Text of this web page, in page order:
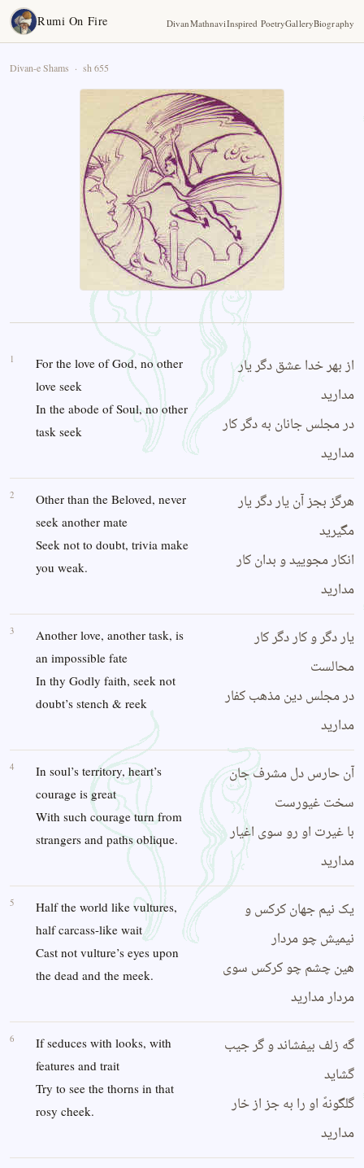
Rumi On Fire DivanMathnaviInspired PoetryGalleryBiography
Divan-e Shams · sh 655
1
For the love of God, no other
love seek
In the abode of Soul, no other
task seek
از بهر خدا عشق دگر یار
مدارید
در مجلس جانان به دگر کار
مدارید
2
Other than the Beloved, never
seek another mate
Seek not to doubt, trivia make
you weak.
هرگز بجز آن یار دگر یار
مگیرید
انکار مجویید و بدان کار
مدارید
3
Another love, another task, is
an impossible fate
In thy Godly faith, seek not
doubt’s stench & reek
یار دگر و کار دگر کار
محالست
در مجلس دین مذهب کفار
مدارید
4
In soul’s territory, heart’s
courage is great
With such courage turn from
strangers and paths oblique.
آن حارس دل مشرف جان
سخت غیورست
با غیرت او رو سوی اغیار
مدارید
5
Half the world like vultures,
half carcass-like wait
Cast not vulture’s eyes upon
the dead and the meek.
یک نیم جهان کرکس و
نیمیش چو مردار
هین چشم چو کرکس سوی
مردار مدارید
6
If seduces with looks, with
features and trait
Try to see the thorns in that
rosy cheek.
گه زلف بیفشاند و گر جیب
گشاید
گلگونهً او را به جز از خار
مدارید